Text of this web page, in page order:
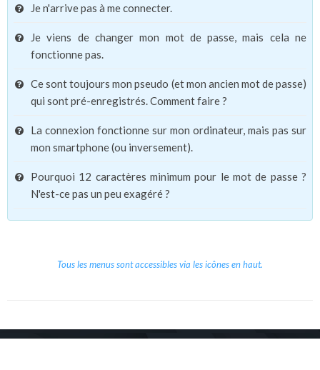
Je n'arrive pas à me connecter.
Je viens de changer mon mot de passe, mais cela ne
fonctionne pas.
Ce sont toujours mon pseudo (et mon ancien mot de passe)
qui sont pré-enregistrés. Comment faire ?
La connexion fonctionne sur mon ordinateur, mais pas sur
mon smartphone (ou inversement).
Pourquoi 12 caractères minimum pour le mot de passe ?
N'est-ce pas un peu exagéré ?
Tous les menus sont accessibles via les icônes en haut.